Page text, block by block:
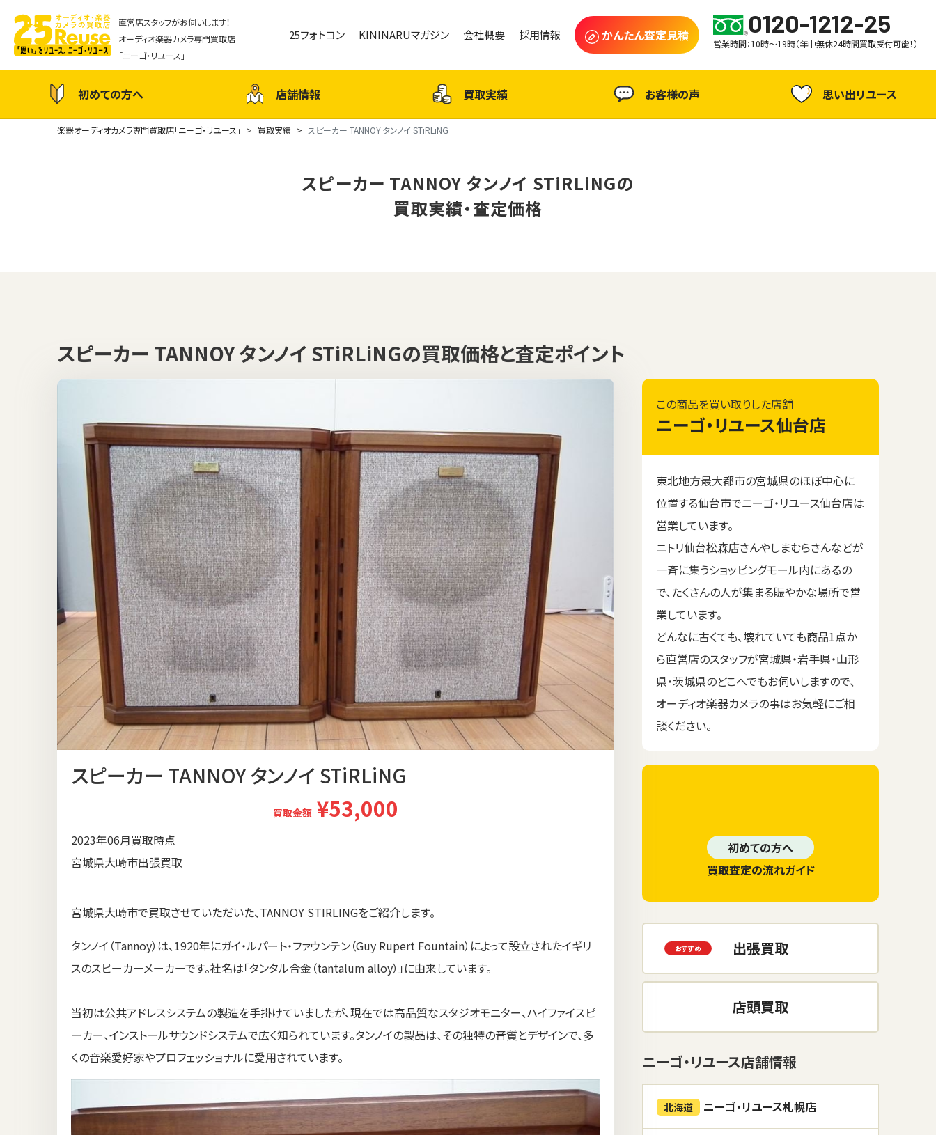
直営店スタッフがお伺いします！
オーディオ楽器カメラ専門買取店
「ニーゴ・リユース」
25フォトコン KININARUマガジン 会社概要 採用情報 かんたん査定見積 0120-1212-25
営業時間：10時～19時（年中無休24時間買取受付可能！）
初めての方へ 店舗情報 買取実績 お客様の声 思い出リユース
楽器オーディオカメラ専門買取店「ニーゴ・リユース」 買取実績 スピーカー TANNOY タンノイ STiRLiNG
スピーカー TANNOY タンノイ STiRLiNGの
買取実績・査定価格
スピーカー TANNOY タンノイ STiRLiNGの買取価格と査定ポイント
スピーカー TANNOY タンノイ STiRLiNG
買取金額 ¥53,000
2023年06月買取時点
宮城県大崎市出張買取
宮城県大崎市で買取させていただいた、TANNOY STIRLINGをご紹介します。
タンノイ（Tannoy）は、1920年にガイ・ルパート・ファウンテン（Guy Rupert Fountain）によって設立されたイギリ
スのスピーカーメーカーです。社名は「タンタル合金（tantalum alloy）」に由来しています。
当初は公共アドレスシステムの製造を手掛けていましたが、現在では高品質なスタジオモニター、ハイファイスピ
ーカー、インストールサウンドシステムで広く知られています。タンノイの製品は、その独特の音質とデザインで、多
くの音楽愛好家やプロフェッショナルに愛用されています。
この商品を買い取りした店舗
ニーゴ・リユース仙台店
東北地方最大都市の宮城県のほぼ中心に
位置する仙台市でニーゴ・リユース仙台店は
営業しています。
ニトリ仙台松森店さんやしまむらさんなどが
一斉に集うショッピングモール内にあるの
で、たくさんの人が集まる賑やかな場所で営
業しています。
どんなに古くても、壊れていても商品1点か
ら直営店のスタッフが宮城県・岩手県・山形
県・茨城県のどこへでもお伺いしますので、
オーディオ楽器カメラの事はお気軽にご相
談ください。
初めての方へ
買取査定の流れガイド
出張買取
店頭買取
ニーゴ・リユース店舗情報
北海道 ニーゴ・リユース札幌店